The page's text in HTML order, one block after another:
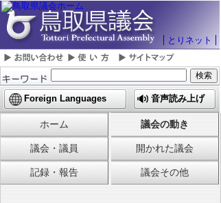
とりネット
Foreign Languages 音声読み上げ
ホーム 議会の動き
議会・議員 開かれた議会
記録・報告 議会その他